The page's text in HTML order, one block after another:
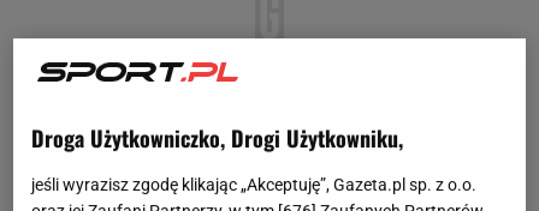
Droga Użytkowniczko, Drogi Użytkowniku,
jeśli wyrazisz zgodę klikając „Akceptuję”, Gazeta.pl sp. z o.o.